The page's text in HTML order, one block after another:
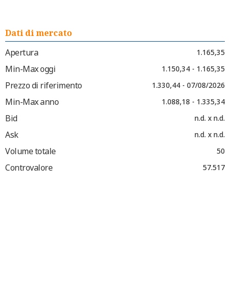
Dati di mercato
Apertura
1.165,35
Min-Max oggi 1.150,34 - 1.165,35
Prezzo di riferimento 1.330,44 - 07/08/2026
Min-Max anno 1.088,18 - 1.335,34
Bid n.d. x n.d.
Ask n.d. x n.d.
Volume totale 50
Controvalore 57.517